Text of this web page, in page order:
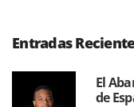
Entradas
El
de